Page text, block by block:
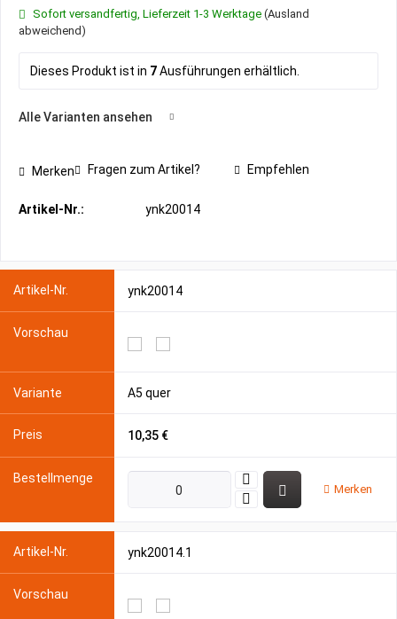
Sofort versandfertig, Lieferzeit 1-3 Werktage (Ausland
abweichend)
Dieses Produkt ist in 7Ausführungen erhältlich.
Alle Varianten ansehen
Merken Fragen zum Artikel? Empfehlen
Artikel-Nr.: ynk20014
ynk20014
A5 quer
10,35 €
Merken
ynk20014.1